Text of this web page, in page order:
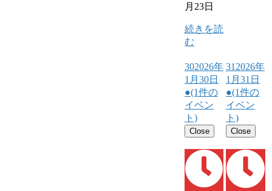
月23日
続きを読
む
302026年
1月30日
●(1件の
イベン
ト)
Close
31 2026年
1月31日
●(1件の
イベン
ト)
Close